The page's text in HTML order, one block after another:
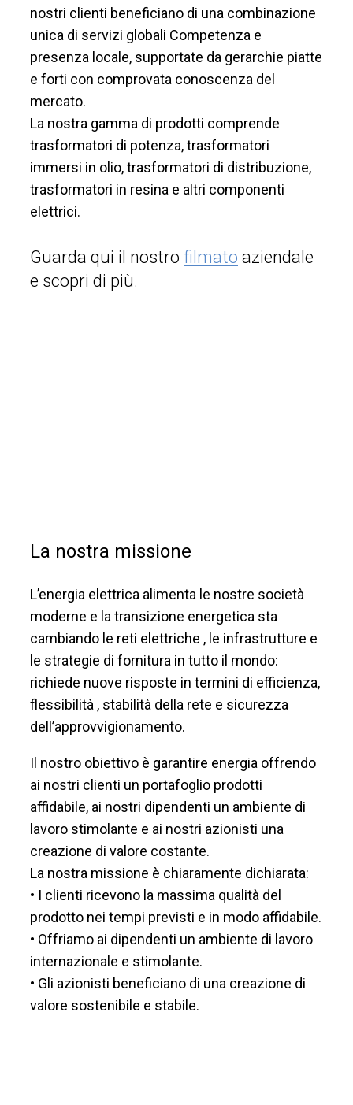
nostri clienti beneficiano di una combinazione
unica di servizi globali Competenza e
presenza locale, supportate da gerarchie piatte
e forti con comprovata conoscenza del
mercato.
La nostra gamma di prodotti comprende
trasformatori di potenza, trasformatori
immersi in olio, trasformatori di distribuzione,
trasformatori in resina e altri componenti
elettrici.
Guarda qui il nostro filmato aziendale
e scopri di più.
La nostra missione
L’energia elettrica alimenta le nostre società
moderne e la transizione energetica sta
cambiando le reti elettriche , le infrastrutture e
le strategie di fornitura in tutto il mondo:
richiede nuove risposte in termini di efficienza,
flessibilità , stabilità della rete e sicurezza
dell’approvvigionamento.
Il nostro obiettivo è garantire energia offrendo
ai nostri clienti un portafoglio prodotti
affidabile, ai nostri dipendenti un ambiente di
lavoro stimolante e ai nostri azionisti una
creazione di valore costante.
La nostra missione è chiaramente dichiarata:
• I clienti ricevono la massima qualità del
prodotto nei tempi previsti e in modo affidabile.
• Offriamo ai dipendenti un ambiente di lavoro
internazionale e stimolante.
• Gli azionisti beneficiano di una creazione di
valore sostenibile e stabile.